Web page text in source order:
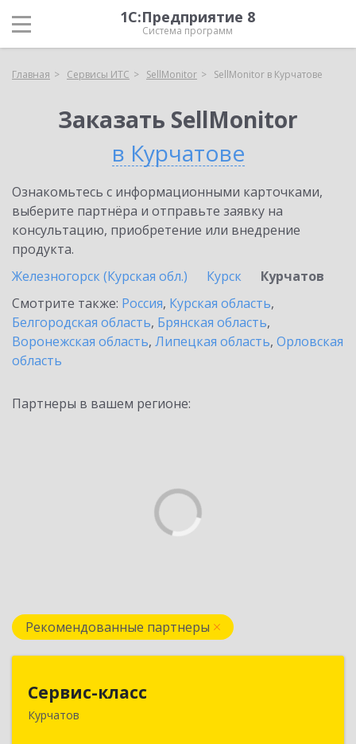
1С:Предприятие 8
Система программ
Главная Сервисы ИТС SellMonitor SellMonitor в Курчатове
Заказать SellMonitor
в Курчатове
Ознакомьтесь с информационными карточками,
выберите партнёра и отправьте заявку на
консультацию, приобретение или внедрение
продукта.
Железногорск (Курская обл.)
Курск
Курчатов
Смотрите также: Россия, Курская область,
Белгородская область, Брянская область,
Воронежская область, Липецкая область, Орловская
область
Партнеры в вашем регионе:
Рекомендованные партнеры
Сервис-класс
Курчатов